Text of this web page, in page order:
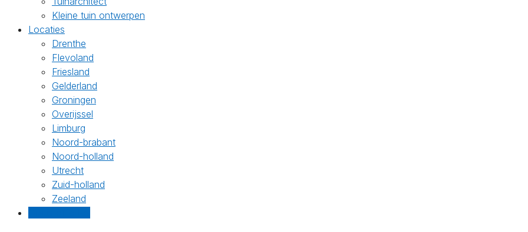
Kleine tuin ontwerpen
Locaties
Drenthe
Flevoland
Friesland
Gelderland
Groningen
Overijssel
Limburg
Noord-brabant
Noord-holland
Utrecht
Zuid-holland
Zeeland